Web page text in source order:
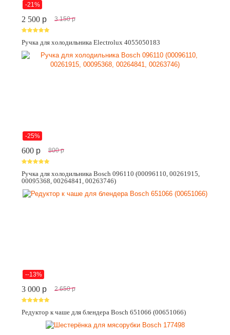
-21%
2 500 p 3 150 p
Ручка для холодильника Electrolux 4055050183
-25%
600 p 800 p
Ручка для холодильника Bosch 096110 (00096110, 00261915,
00095368, 00264841, 00263746)
--13%
3 000 p 2 650 p
Редуктор к чаше для блендера Bosch 651066 (00651066)